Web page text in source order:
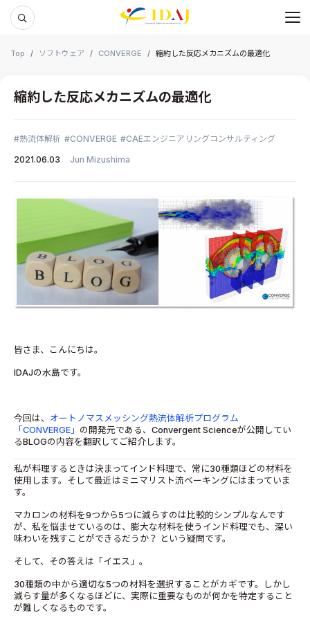
メ
Top ソフトウェア CONVERGE 縮約した反応メカニズムの最適化
縮約した反応メカニズムの最適化
熱流体解析 CONVERGE
CAEエンジニアリングコンサルティング
2021.06.03
Jun Mizushima
皆さま、こんにちは。
IDAJの水島です。
今回は、 オートノマスメッシング熱流体解析プログラム
「CONVERGE」 の開発元である、Convergent Scienceが公開してい
るBLOGの内容を翻訳してご紹介します。
私が料理するときは決まってインド料理で、常に30種類ほどの材料を
使用します。そして最近はミニマリスト流ベーキングにはまっていま
す。
マカロンの材料を9つから5つに減らすのは比較的シンプルなんです
が、私を悩ませているのは、膨大な材料を使うインド料理でも、深い
味わいを残すことができるだうか？ という疑問です。
そして、その答えは「イエス」。
30種類の中から適切な5つの材料を選択することがカギです。しかし
減らす量が多くなるほどに、実際に重要なものが何かを特定すること
が難しくなるものです。